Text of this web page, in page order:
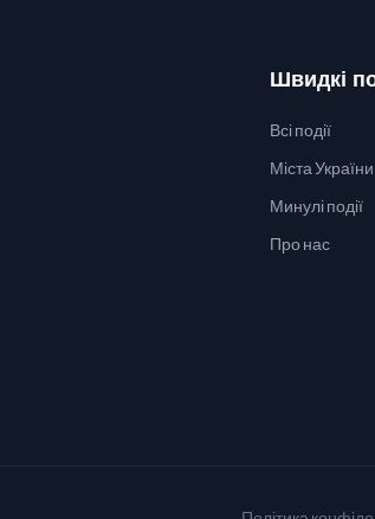
Швидкі
Всі події
Міста України
Минулі події
Про нас